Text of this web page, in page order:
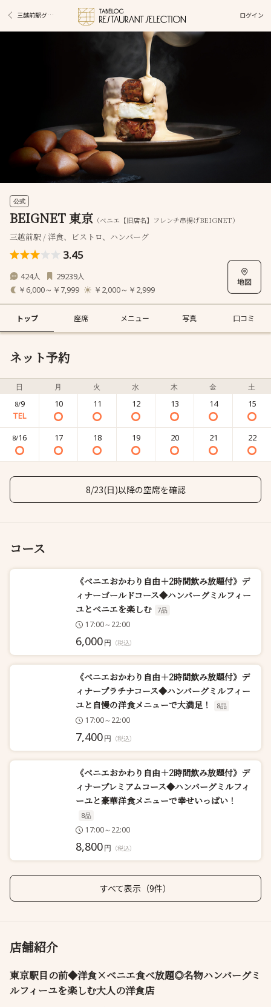
三越前駅グルメ ログイン
公式
BEIGNET 東京 （ベニエ【旧店名】フレンチ串揚げBEIGNET）
三越前駅 / 洋食、ビストロ、ハンバーグ
3.45
424人 29239人
￥6,000～￥7,999 ￥2,000～￥2,999
トップ 座席 メニュー 写真 口コミ
ネット予約
日 月 火 水 木 金 土
8/9 10 11 12 13 14 15
8/16 17 18 19 20 21 22
8/23(日)以降の空席を確認
コース
《ベニエおかわり自由＋2時間飲み放題付》デ
ィナーゴールドコース◆ハンバーグミルフィー
ユとベニエを楽しむ 7品
17:00～22:00
6,000円 （税込）
《ベニエおかわり自由＋2時間飲み放題付》デ
ィナープラチナコース◆ハンバーグミルフィー
ユと自慢の洋食メニューで大満足！
8品
17:00～22:00
7,400円 （税込）
《ベニエおかわり自由＋2時間飲み放題付》デ
ィナープレミアムコース◆ハンバーグミルフィ
ーユと豪華洋食メニューで幸せいっぱい！
8品
17:00～22:00
8,800円 （税込）
すべて表示（9件）
店舗紹介
東京駅目の前◆洋食×ベニエ食べ放題◎名物ハンバーグミ
ルフィーユを楽しむ大人の洋食店